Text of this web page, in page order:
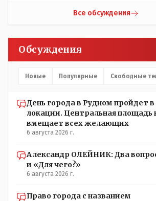
нужны русскоязычные ономасты - я
другом месте..." - нельзя было.???
Все обсуждения
Обсуждения
Новые Популярные Свободные
День города в Рудном пройдет в
локации. Центральная площадь
вмещает всех желающих
6 августа 2026 г.
Александр ОЛЕЙНИК: Два
и «Для чего?»
6 августа 2026 г.
Право города с названием